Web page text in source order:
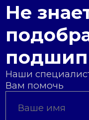
Не
Наши
Вам помочь